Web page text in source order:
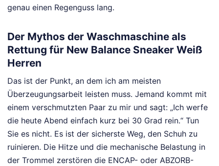
genau einen Regenguss lang.
Der Mythos der Waschmaschine als
Rettung für New Balance Sneaker Weiß
Herren
Das ist der Punkt, an dem ich am meisten
Überzeugungsarbeit leisten muss. Jemand kommt mit
einem verschmutzten Paar zu mir und sagt: „Ich werfe
die heute Abend einfach kurz bei 30 Grad rein.“ Tun
Sie es nicht. Es ist der sicherste Weg, den Schuh zu
ruinieren. Die Hitze und die mechanische Belastung in
der Trommel zerstören die ENCAP- oder ABZORB-